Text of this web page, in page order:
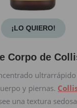
¡LO QUIERO!
Corpo de
y piernas.
una textura